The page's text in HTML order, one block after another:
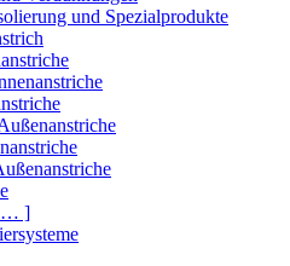
und Spezialprodukte
]